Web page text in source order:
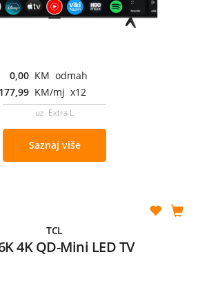
0,00 KM odmah
177,99 KM/mj x12
uz Extra L
Saznaj više
TCL
4K QD-Mini LED TV